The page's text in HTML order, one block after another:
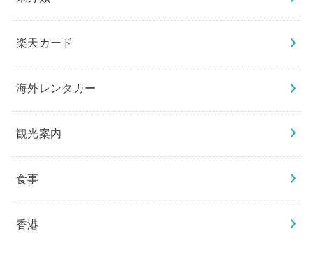
楽天カード
海外レンタカー
観光案内
食事
香港